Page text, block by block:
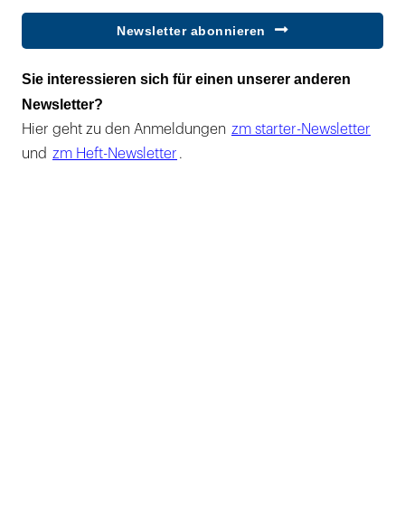
Newsletter abonnieren
Sie interessieren sich für einen unserer anderen
Newsletter?
Hier geht zu den Anmeldungen zm starter-Newsletter
und zm Heft-Newsletter .